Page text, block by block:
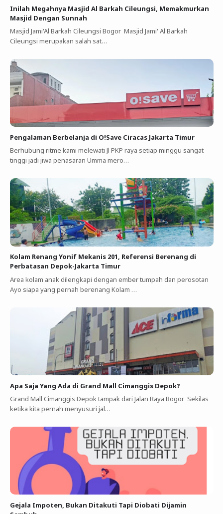
Inilah Megahnya Masjid Al Barkah Cileungsi, Memakmurkan
Masjid Dengan Sunnah
Masjid Jami'Al Barkah Cileungsi Bogor Masjid Jami' Al Barkah
Cileungsi merupakan salah sat…
Pengalaman Berbelanja di O!Save Ciracas Jakarta Timur
Berhubung ritme kami melewati Jl PKP raya setiap minggu sangat
tinggi jadi jiwa penasaran Umma mero…
Kolam Renang Yonif Mekanis 201, Referensi Berenang di
Perbatasan Depok-Jakarta Timur
Area kolam anak dilengkapi dengan ember tumpah dan perosotan
Ayo siapa yang pernah berenang Kolam …
Apa Saja Yang Ada di Grand Mall Cimanggis Depok?
Grand Mall Cimanggis Depok tampak dari Jalan Raya Bogor Sekilas
ketika kita pernah menyusuri jal…
Gejala Impoten, Bukan Ditakuti Tapi Diobati Dijamin